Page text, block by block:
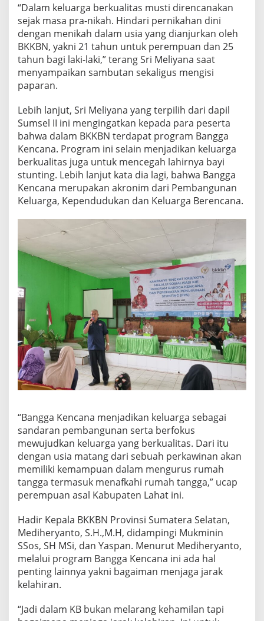
“Dalam keluarga berkualitas musti direncanakan
sejak masa pra-nikah. Hindari pernikahan dini
dengan menikah dalam usia yang dianjurkan oleh
BKKBN, yakni 21 tahun untuk perempuan dan 25
tahun bagi laki-laki,” terang Sri Meliyana saat
menyampaikan sambutan sekaligus mengisi
paparan.
Lebih lanjut, Sri Meliyana yang terpilih dari dapil
Sumsel II ini mengingatkan kepada para peserta
bahwa dalam BKKBN terdapat program Bangga
Kencana. Program ini selain menjadikan keluarga
berkualitas juga untuk mencegah lahirnya bayi
stunting. Lebih lanjut kata dia lagi, bahwa Bangga
Kencana merupakan akronim dari Pembangunan
Keluarga, Kependudukan dan Keluarga Berencana.
“Bangga Kencana menjadikan keluarga sebagai
sandaran pembangunan serta berfokus
mewujudkan keluarga yang berkualitas. Dari itu
dengan usia matang dari sebuah perkawinan akan
memiliki kemampuan dalam mengurus rumah
tangga termasuk menafkahi rumah tangga,” ucap
perempuan asal Kabupaten Lahat ini.
Hadir Kepala BKKBN Provinsi Sumatera Selatan,
Mediheryanto, S.H.,M.H, didampingi Mukminin
SSos, SH MSi, dan Yaspan. Menurut Mediheryanto,
melalui program Bangga Kencana ini ada hal
penting lainnya yakni bagaiman menjaga jarak
kelahiran.
“Jadi dalam KB bukan melarang kehamilan tapi